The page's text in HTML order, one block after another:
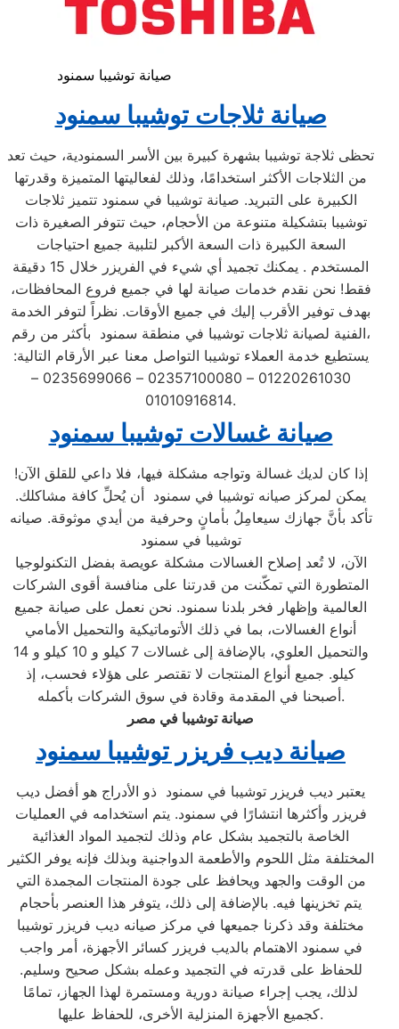
صيانة توشيبا سمنود
صيانة ثلاجات توشيبا سمنود
تحظى ثلاجة توشيبا بشهرة كبيرة بين الأسر السمنودية، حيث تعد
من الثلاجات الأكثر استخدامًا، وذلك لفعاليتها المتميزة وقدرتها
الكبيرة على التبريد. صيانة توشيبا في سمنود تتميز ثلاجات
توشيبا بتشكيلة متنوعة من الأحجام، حيث تتوفر الصغيرة ذات
السعة الكبيرة ذات السعة الأكبر لتلبية جميع احتياجات
المستخدم . يمكنك تجميد أي شيء في الفريزر خلال 15 دقيقة
فقط! نحن نقدم خدمات صيانة لها في جميع فروع المحافظات،
بهدف توفير الأقرب إليك في جميع الأوقات. نظراً لتوفر الخدمة
الفنية لصيانة ثلاجات توشيبا في منطقة سمنود بأكثر من رقم،
يستطيع خدمة العملاء توشيبا التواصل معنا عبر الأرقام التالية:
01220261030 – 02357100080 – 0235699066 –
01010916814.
صيانة غسالات توشيبا سمنود
إذا كان لديك غسالة وتواجه مشكلة فيها، فلا داعي للقلق الآن!
يمكن لمركز صيانه توشيبا في سمنود أن يُحلِّ كافة مشاكلك.
تأكد بأنَّ جهازك سيعامِلُ بأمانٍ وحرفية من أيدي موثوقة. صيانه
توشيبا في سمنود
الآن، لا تُعد إصلاح الغسالات مشكلة عويصة بفضل التكنولوجيا
المتطورة التي تمكّنت من قدرتنا على منافسة أقوى الشركات
العالمية وإظهار فخر بلدنا سمنود. نحن نعمل على صيانة جميع
أنواع الغسالات، بما في ذلك الأتوماتيكية والتحميل الأمامي
والتحميل العلوي، بالإضافة إلى غسالات 7 كيلو و 10 كيلو و 14
كيلو. جميع أنواع المنتجات لا تقتصر على هؤلاء فحسب، إذ
أصبحنا في المقدمة وقادة في سوق الشركات بأكمله.
صيانة توشيبا في مصر
صيانة ديب فريزر توشيبا سمنود
يعتبر ديب فريزر توشيبا في سمنود ذو الأدراج هو أفضل ديب
فريزر وأكثرها انتشارًا في سمنود. يتم استخدامه في العمليات
الخاصة بالتجميد بشكل عام وذلك لتجميد المواد الغذائية
المختلفة مثل اللحوم والأطعمة الدواجنية وبذلك فإنه يوفر الكثير
من الوقت والجهد ويحافظ على جودة المنتجات المجمدة التي
يتم تخزينها فيه. بالإضافة إلى ذلك، يتوفر هذا العنصر بأحجام
مختلفة وقد ذكرنا جميعها في مركز صيانه ديب فريزر توشيبا
في سمنود الاهتمام بالديب فريزر كسائر الأجهزة، أمر واجب
للحفاظ على قدرته في التجميد وعمله بشكل صحيح وسليم.
لذلك، يجب إجراء صيانة دورية ومستمرة لهذا الجهاز، تمامًا
كجميع الأجهزة المنزلية الأخرى، للحفاظ عليها.